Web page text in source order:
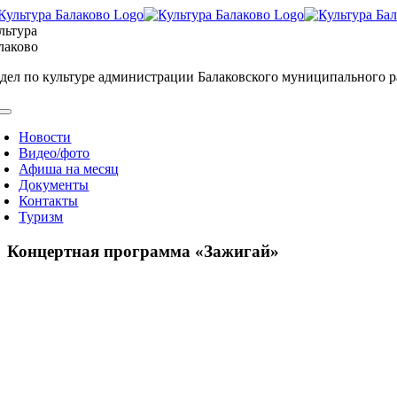
Skip
to
content
по культуре администрации Балаковского муниципального
Новости
Видео/фото
Афиша на месяц
Документы
Контакты
Туризм
Концертная программа «Зажигай»